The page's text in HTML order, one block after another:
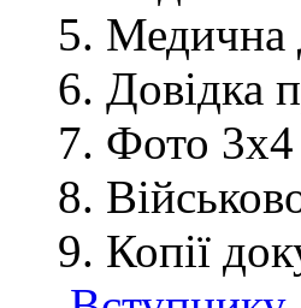
Медична
Довідка
Фото
Копії